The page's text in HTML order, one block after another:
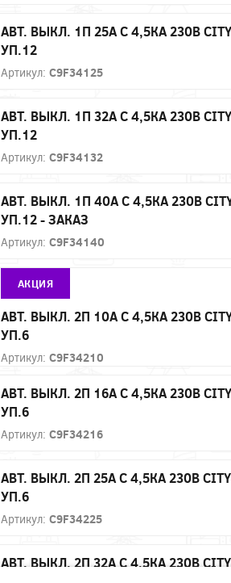
АВТ. ВЫКЛ. 1П 25А С 4,5КА 230В
УП.12
Артикул: C9F34125
АВТ. ВЫКЛ. 1П 32А С 4,5КА 230В
УП.12
Артикул: C9F34132
АВТ. ВЫКЛ. 1П 40А С 4,5КА 230В
УП.12 - ЗАКАЗ
Артикул: C9F34140
АКЦИЯ
АВТ. ВЫКЛ. 2П 10А С 4,5КА 230В
УП.6
Артикул: C9F34210
АВТ. ВЫКЛ. 2П 16А С 4,5КА 230В
УП.6
Артикул: C9F34216
АВТ. ВЫКЛ. 2П 25А С 4,5КА 230В
УП.6
Артикул: C9F34225
АВТ. ВЫКЛ. 2П 32А С 4,5КА 230В